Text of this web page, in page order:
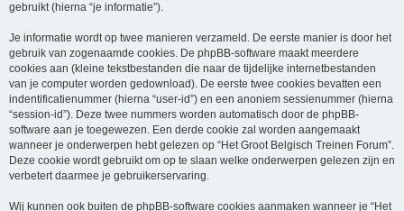
gebruikt (hierna “je informatie”).
Je informatie wordt op twee manieren verzameld. De eerste manier is door het
gebruik van zogenaamde cookies. De phpBB-software maakt meerdere
cookies aan (kleine tekstbestanden die naar de tijdelijke internetbestanden
van je computer worden gedownload). De eerste twee cookies bevatten een
indentificatienummer (hierna “user-id”) en een anoniem sessienummer (hierna
“session-id”). Deze twee nummers worden automatisch door de phpBB-
software aan je toegewezen. Een derde cookie zal worden aangemaakt
wanneer je onderwerpen hebt gelezen op “Het Groot Belgisch Treinen Forum”.
Deze cookie wordt gebruikt om op te slaan welke onderwerpen gelezen zijn en
verbetert daarmee je gebruikerservaring.
Wij kunnen ook buiten de phpBB-software cookies aanmaken wanneer je “Het